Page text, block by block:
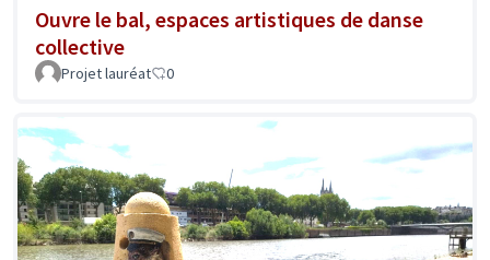
Ouvre le bal, espaces artistiques de danse
collective
Projet lauréat 0